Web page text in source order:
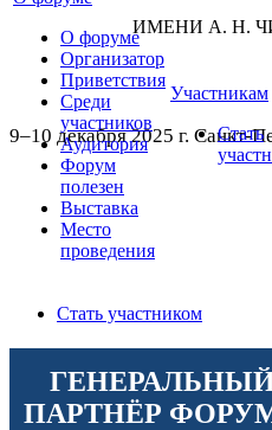
ИМЕНИ А. Н.
9–10 декабря 2025 г. Санкт-
О форуме
Организатор
Приветствия
Среди
участников
Аудитория
Форум
полезен
Выставка
Место
проведения
Участникам
Стать
Стать участником
ПАРТНЁР